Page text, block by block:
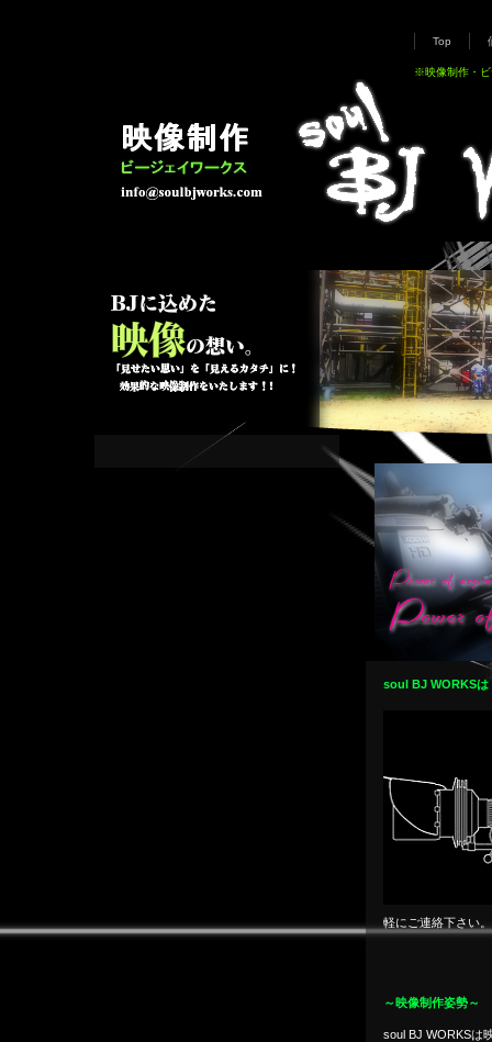
Top
※映像制作・ビ
soul BJ WORKSは
軽にご連絡下さい。
～映像制作姿勢～
soul BJ WORKSは